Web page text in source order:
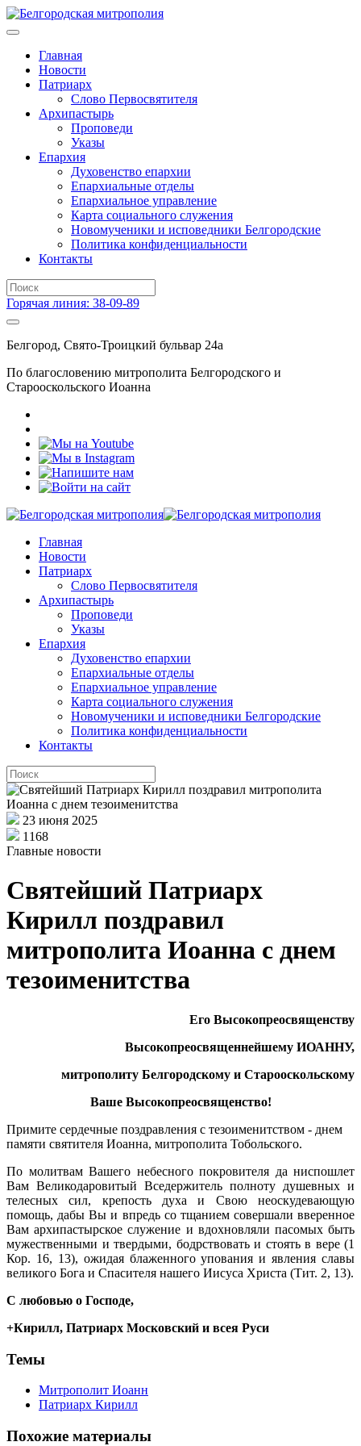
Главная
Новости
Патриарх
Слово Первосвятителя
Архипастырь
Проповеди
Указы
Епархия
Духовенство епархии
Епархиальные отделы
Епархиальное управление
Карта социального служения
Новомученики и исповедники Белгородские
Политика конфиденциальности
Контакты
Горячая линия: 38-09-89
Белгород, Свято-Троицкий бульвар 24а
По благословению митрополита Белгородского и
Старооскольского Иоанна
Главная
Новости
Патриарх
Слово Первосвятителя
Архипастырь
Проповеди
Указы
Епархия
Духовенство епархии
Епархиальные отделы
Епархиальное управление
Карта социального служения
Новомученики и исповедники Белгородские
Политика конфиденциальности
Контакты
23 июня 2025
1168
Главные новости
Святейший Патриарх
Кирилл поздравил
митрополита Иоанна с днем
тезоименитства
Его Высокопреосвященству
Высокопреосвященнейшему ИОАННУ,
митрополиту Белгородскому и Старооскольскому
Ваше Высокопреосвященство!
Примите сердечные поздравления с тезоименитством - днем
памяти святителя Иоанна, митрополита Тобольского.
По молитвам Вашего небесного покровителя да ниспошлет
Вам Великодаровитый Вседержитель полноту душевных и
телесных сил, крепость духа и Свою неоскудевающую
помощь, дабы Вы и впредь со тщанием совершали вверенное
Вам архипастырское служение и вдохновляли пасомых быть
мужественными и твердыми, бодрствовать и стоять в вере (1
Кор. 16, 13), ожидая блаженного упования и явления славы
великого Бога и Спасителя нашего Иисуса Христа (Тит. 2, 13).
С любовью о Господе,
+Кирилл, Патриарх Московский и всея Руси
Темы
Митрополит Иоанн
Патриарх Кирилл
Похожие материалы